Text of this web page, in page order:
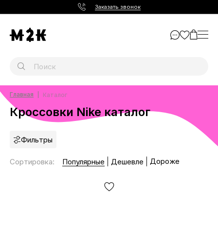
Заказать звонок
Главная Каталог
Кроссовки Nike каталог
Фильтры
Сортировка: Популярные Дешевле Дороже